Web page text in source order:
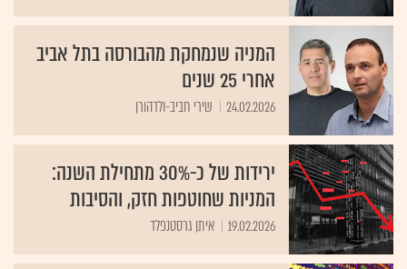
המניה שנמחקת מהבורסה בתל אביב
אחרי 25 שנים
24.02.2026 שירי חביב-ולדהורן
ירידות של כ-30% מתחילת השנה:
המניות שחוטפות חזק, והסיבות
19.02.2026 איתן גרסטנפלד